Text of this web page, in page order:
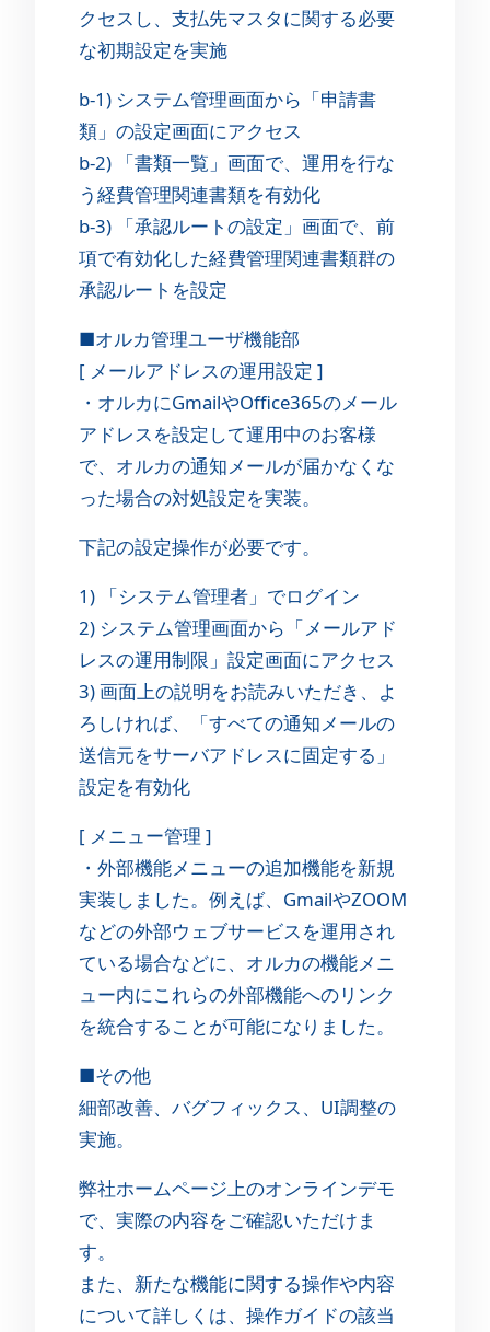
クセスし、支払先マスタに関する必要
な初期設定を実施
b-1) システム管理画面から「申請書
類」の設定画面にアクセス
b-2) 「書類一覧」画面で、運用を行な
う経費管理関連書類を有効化
b-3) 「承認ルートの設定」画面で、前
項で有効化した経費管理関連書類群の
承認ルートを設定
■オルカ管理ユーザ機能部
[ メールアドレスの運用設定 ]
・オルカにGmailやOffice365のメール
アドレスを設定して運用中のお客様
で、オルカの通知メールが届かなくな
った場合の対処設定を実装。
下記の設定操作が必要です。
1) 「システム管理者」でログイン
2) システム管理画面から「メールアド
レスの運用制限」設定画面にアクセス
3) 画面上の説明をお読みいただき、よ
ろしければ、「すべての通知メールの
送信元をサーバアドレスに固定する」
設定を有効化
[ メニュー管理 ]
・外部機能メニューの追加機能を新規
実装しました。例えば、GmailやZOOM
などの外部ウェブサービスを運用され
ている場合などに、オルカの機能メニ
ュー内にこれらの外部機能へのリンク
を統合することが可能になりました。
■その他
細部改善、バグフィックス、UI調整の
実施。
弊社ホームページ上のオンラインデモ
で、実際の内容をご確認いただけま
す。
また、新たな機能に関する操作や内容
について詳しくは、操作ガイドの該当